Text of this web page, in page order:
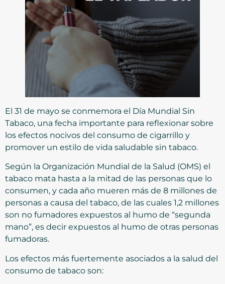
El 31 de mayo se conmemora el Día Mundial Sin
Tabaco, una fecha importante para reflexionar sobre
los efectos nocivos del consumo de cigarrillo y
promover un estilo de vida saludable sin tabaco.
Según la Organización Mundial de la Salud (OMS) el
tabaco mata hasta a la mitad de las personas que lo
consumen, y cada año mueren más de 8 millones de
personas a causa del tabaco, de las cuales 1,2 millones
son no fumadores expuestos al humo de “segunda
mano”, es decir expuestos al humo de otras personas
fumadoras.
Los efectos más fuertemente asociados a la salud del
consumo de tabaco son: